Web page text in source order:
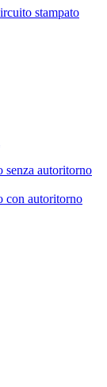
stampato
senza autoritorno
con autoritorno